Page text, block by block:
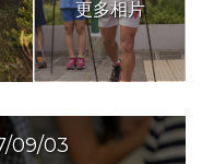
更多相片
09/03